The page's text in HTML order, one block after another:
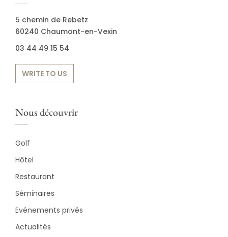
5 chemin de Rebetz
60240 Chaumont-en-Vexin
03 44 49 15 54
WRITE TO US
Nous découvrir
Golf
Hôtel
Restaurant
Séminaires
Evénements privés
Actualités